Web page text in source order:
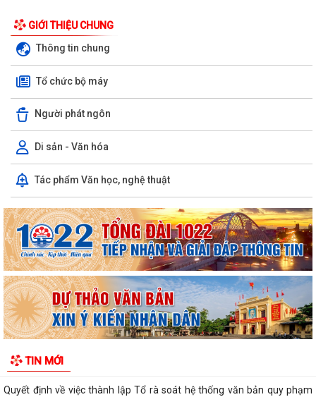
GIỚI THIỆU CHUNG
Thông tin chung
Tổ chức bộ máy
Người phát ngôn
Di sản - Văn hóa
Tác phẩm Văn học, nghệ thuật
TIN MỚI
Quyết định số 1573/QĐ-UBND Về việc cho Tổng Công ty phát triển đô
thị Kinh Bắc - CTCP thuê đất để...
Chương trình công tác tháng 7 năm 2026 của UBND xã Thượng Hồng
Thông báo về số lượng, tên gọi các thôn sau sắp xếp, tổ chức lại các
thôn trên địa bàn xã Thượng...
UBND xã Thượng Hồng ban hành quyết định về nội quy tiếp công dân
tại Trụ sở UBND xã
hộ kinh doanh tiêu biểu trên...
Quyết định về việc thành lập Tổ rà soát hệ thống văn bản quy phạm